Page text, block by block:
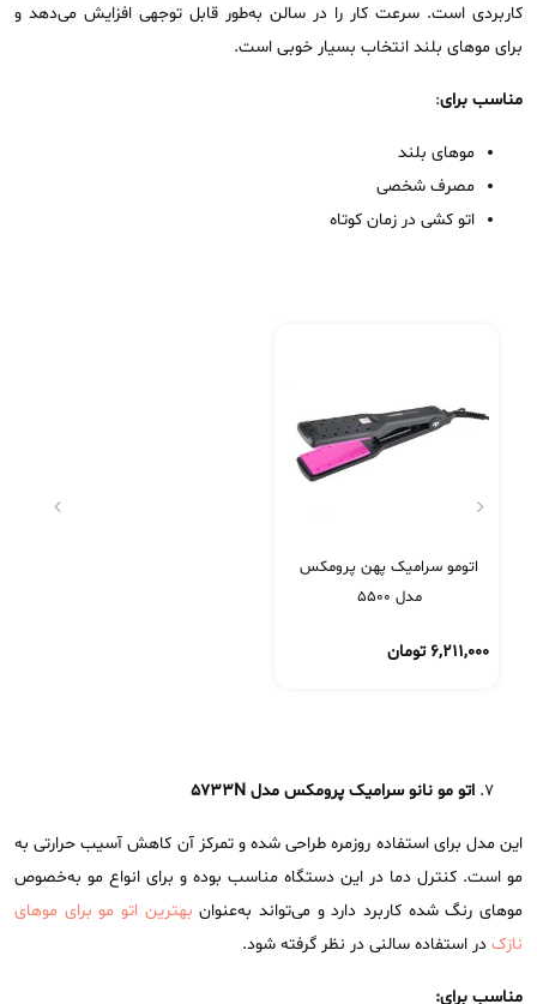
کاربردی است. سرعت کار را در سالن به‌طور قابل توجهی افزایش می‌دهد و
برای موهای بلند انتخاب بسیار خوبی است.
مناسب برای:
موهای بلند
مصرف شخصی
اتو کشی در زمان کوتاه
اتومو سرامیک پهن پرومکس
مدل 5500
۶,۲۱۱,۰۰۰ تومان
اتو مو نانو سرامیک پرومکس مدل 5733N
این مدل برای استفاده روزمره طراحی شده و تمرکز آن کاهش آسیب حرارتی به
مو است. کنترل دما در این دستگاه مناسب بوده و برای انواع مو به‌خصوص
موهای رنگ‌ شده کاربرد دارد و می‌تواند به‌عنوان بهترین اتو مو برای موهای
نازک در استفاده سالنی در نظر گرفته شود.
مناسب برای: